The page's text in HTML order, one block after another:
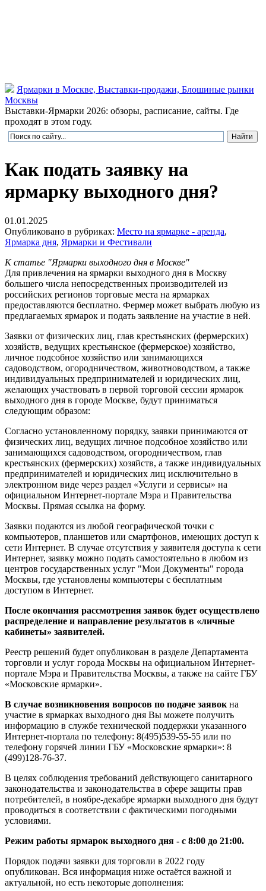
Ярмарки в Москве, Выставки-продажи, Блошиные рынки
Москвы
Выставки-Ярмарки 2026: обзоры, расписание, сайты. Где
проходят в этом году.
Как подать заявку на
ярмарку выходного дня?
01.01.2025
Опубликовано в рубриках: Место на ярмарке - аренда,
Ярмарка дня, Ярмарки и Фестивали
К статье "Ярмарки выходного дня в Москве"
Для привлечения на ярмарки выходного дня в Москву
большего числа непосредственных производителей из
российских регионов торговые места на ярмарках
предоставляются бесплатно. Фермер может выбрать любую из
предлагаемых ярмарок и подать заявление на участие в ней.
Заявки от физических лиц, глав крестьянских (фермерских)
хозяйств, ведущих крестьянское (фермерское) хозяйство,
личное подсобное хозяйство или занимающихся
садоводством, огородничеством, животноводством, а также
индивидуальных предпринимателей и юридических лиц,
желающих участвовать в первой торговой сессии ярмарок
выходного дня в городе Москве, будут приниматься
следующим образом:
Согласно установленному порядку, заявки принимаются от
физических лиц, ведущих личное подсобное хозяйство или
занимающихся садоводством, огородничеством, глав
крестьянских (фермерских) хозяйств, а также индивидуальных
предпринимателей и юридических лиц исключительно в
электронном виде через раздел «Услуги и сервисы» на
официальном Интернет-портале Мэра и Правительства
Москвы. Прямая ссылка на форму.
Заявки подаются из любой географической точки с
компьютеров, планшетов или смартфонов, имеющих доступ к
сети Интернет. В случае отсутствия у заявителя доступа к сети
Интернет, заявку можно подать самостоятельно в любом из
центров государственных услуг "Мои Документы" города
Москвы, где установлены компьютеры с бесплатным
доступом в Интернет.
После окончания рассмотрения заявок будет осуществлено
распределение и направление результатов в «личные
кабинеты» заявителей.
Реестр решений будет опубликован в разделе Департамента
торговли и услуг города Москвы на официальном Интернет-
портале Мэра и Правительства Москвы, а также на сайте ГБУ
«Московские ярмарки».
В случае возникновения вопросов по подаче заявок на
участие в ярмарках выходного дня Вы можете получить
информацию в службе технической поддержки указанного
Интернет-портала по телефону: 8(495)539-55-55 или по
телефону горячей линии ГБУ «Московские ярмарки»: 8
(499)128-76-37.
В целях соблюдения требований действующего санитарного
законодательства и законодательства в сфере защиты прав
потребителей, в ноябре-декабре ярмарки выходного дня будут
проводиться в соответствии с фактическими погодными
условиями.
Режим работы ярмарок выходного дня - с 8:00 до 21:00.
Порядок подачи заявки для торговли в 2022 году
опубликован. Вся информация ниже остаётся важной и
актуальной, но есть некоторые дополнения: